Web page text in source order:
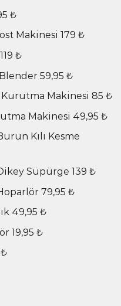
₺
Makinesi 179 ₺
₺
59,95 ₺
Makinesi 85 ₺
Makinesi 49,95 ₺
Kılı Kesme
Süpürge 139 ₺
79,95 ₺
49,95 ₺
19,95 ₺